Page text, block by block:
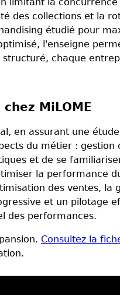
des collections et la
étudié pour
l'enseigne
chaque
MiLOME
en assurant une
du métier :
et de se
la performance
des ventes,
et un pilotage
des performances.
Consultez la